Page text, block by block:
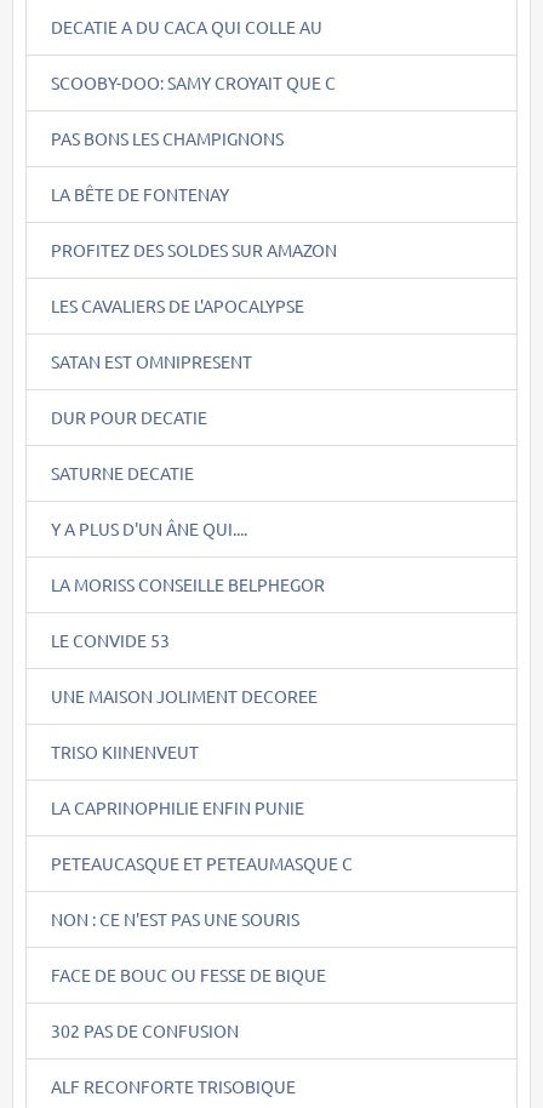
DECATIE A DU CACA QUI COLLE AU
SCOOBY-DOO: SAMY CROYAIT QUE C
PAS BONS LES CHAMPIGNONS
LA BÊTE DE FONTENAY
PROFITEZ DES SOLDES SUR AMAZON
LES CAVALIERS DE L'APOCALYPSE
SATAN EST OMNIPRESENT
DUR POUR DECATIE
SATURNE DECATIE
Y A PLUS D'UN ÂNE QUI....
LA MORISS CONSEILLE BELPHEGOR
LE CONVIDE 53
UNE MAISON JOLIMENT DECOREE
TRISO KIINENVEUT
LA CAPRINOPHILIE ENFIN PUNIE
PETEAUCASQUE ET PETEAUMASQUE C
NON : CE N'EST PAS UNE SOURIS
FACE DE BOUC OU FESSE DE BIQUE
302 PAS DE CONFUSION
ALF RECONFORTE TRISOBIQUE